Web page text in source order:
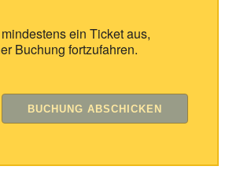
ein Ticket aus,
Buchung fortzufahren.